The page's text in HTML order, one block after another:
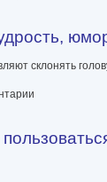
склонять
ирония, любовь,